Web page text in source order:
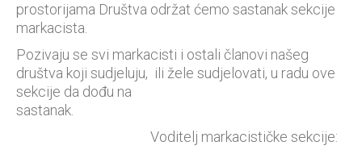
prostorijama Društva održat ćemo sastanak sekcije
markacista.
Pozivaju se svi markacisti i ostali članovi našeg
društva koji sudjeluju, ili žele sudjelovati, u radu ove
sekcije da dođu na
sastanak.
Voditelj markacističke sekcije: